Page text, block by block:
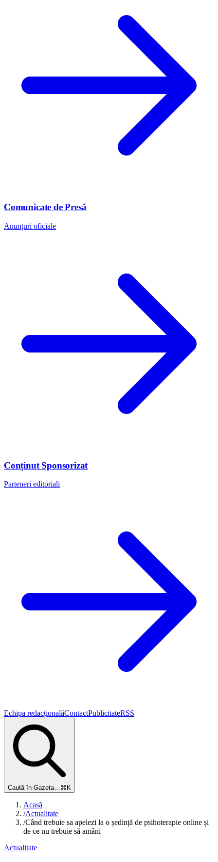
Comunicate de Presă
Anunțuri oficiale
Conținut Sponsorizat
Parteneri editoriali
Echipa redacționalăContactPublicitateRSS
Caută în Gazeta…⌘K
Acasă
/Actualitate
/Când trebuie sa apelezi la o ședință de psihoterapie online și
de ce nu trebuie să amâni
Actualitate